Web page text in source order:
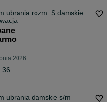
ubrania rozm. S damskie
2026
36
ubrania damskie s/m